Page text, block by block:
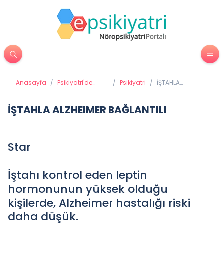
Anasayfa / Psikiyatri'de
/ Psikiyatri / İŞTAHLA
İŞTAHLA ALZHEIMER BAĞLANTILI
Star
İştahı kontrol eden leptin
hormonunun yüksek olduğu
kişilerde, Alzheimer hastalığı riski
daha düşük.